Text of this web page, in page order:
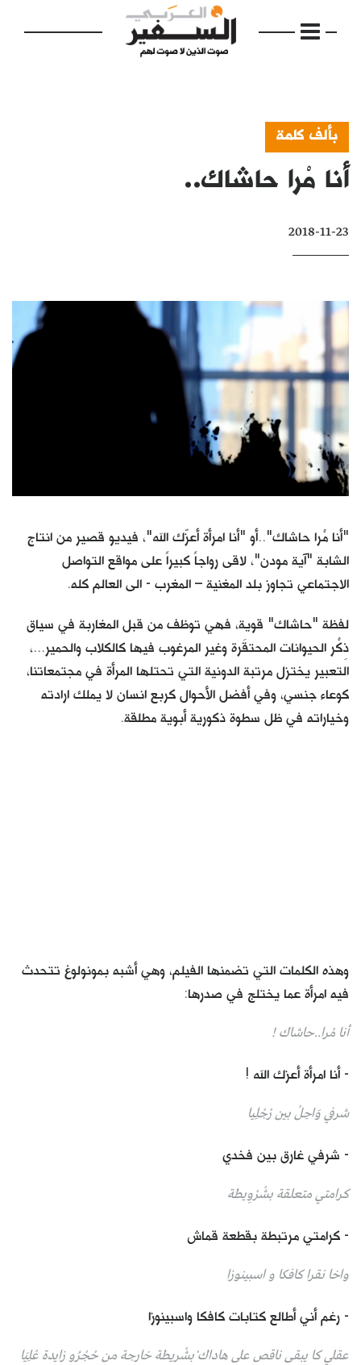
الرئيسية
إفتتاحية
دفاتر
بالصورة
كتّابنا
الأرشيف
بألف كلمة
أنا مْرا حاشاك..
2018-11-23
"أنا مْرا حاشاك"..أو "أنا امرأة أعزّك الله"، فيديو قصير من انتاج
الشابة "آية مودن"، لاقى رواجاً كبيراً على مواقع التواصل
الاجتماعي تجاوز بلد المغنية – المغرب - الى العالم كله.
لفظة "حاشاك" قوية، فهي توظف من قبل المغاربة في سياق
ذِكْر الحيوانات المحتقَرة وغير المرغوب فيها كالكلاب والحمير...،
التعبير يختزل مرتبة الدونية التي تحتلها المرأة في مجتمعاتنا،
كوعاء جنسي، وفي أفضل الأحوال كربع انسان لا يملك ارادته
وخياراته في ظل سطوة ذكورية أبوية مطلقة.
وهذه الكلمات التي تضمنها الفيلم، وهي أشبه بمونولوغ تتحدث
فيه امرأة عما يختلج في صدرها:
أنا مْرا..حاشاك !
- أنا امرأة أعزك الله !
شرفي وَاحِلْ بين رْجْلِيا
- شرفي غارق بين فخدي
كرامتي متعلقة بشْرْوِيطة
- كرامتي مرتبطة بقطعة قماش
واخا نقرا كافكا و اسبينوزا
- رغم أني أطالع كتابات كافكا واسبينوزا
عقلي كا يبقى ناقص على هاداك ْبشْريطة خارجة من حْجْرُو زايدة عْلِيَا